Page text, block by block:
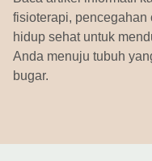
fisioterapi, pencegahan
hidup sehat untuk
Anda menuju tubuh
bugar.